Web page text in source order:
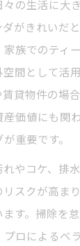
の生活に大
がきれいだ
族でのティ
間として活
貸物件の場
価値にも関
重要です。
やコケ、排
スクが高ま
す。掃除を
ロによるベ